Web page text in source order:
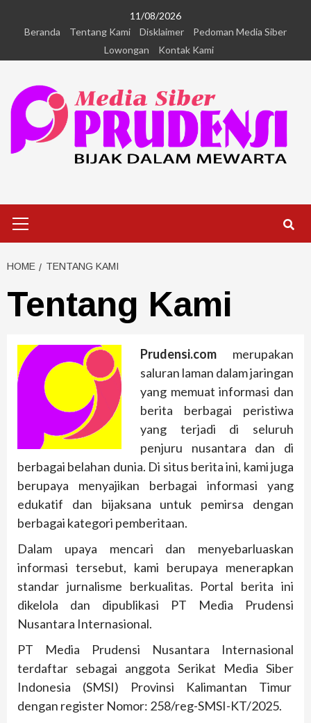
11/08/2026
Beranda
Tentang Kami Disklaimer
Pedoman Media Siber
Lowongan
Kontak Kami
HOME TENTANG KAMI
Tentang Kami
Prudensi.com merupakan
saluran laman dalam jaringan
yang memuat informasi dan
berita berbagai peristiwa
yang terjadi di seluruh
penjuru nusantara dan di
berbagai belahan dunia. Di situs berita ini, kami juga
berupaya menyajikan berbagai informasi yang
edukatif dan bijaksana untuk pemirsa dengan
berbagai kategori pemberitaan.
Dalam upaya mencari dan menyebarluaskan
informasi tersebut, kami berupaya menerapkan
standar jurnalisme berkualitas. Portal berita ini
dikelola dan dipublikasi PT Media Prudensi
Nusantara Internasional.
PT Media Prudensi Nusantara Internasional
terdaftar sebagai anggota Serikat Media Siber
Indonesia (SMSI) Provinsi Kalimantan Timur
dengan register Nomor: 258/reg-SMSI-KT/2025.